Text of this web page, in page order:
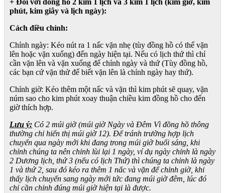
+ Đối với đồng hồ 2 kim 1 lịch và 3 kim 1 lịch (kim giờ, kim
phút, kim giây và lịch ngày):
Cách điều chỉnh:
Chỉnh ngày: Kéo nút ra 1 nấc vặn nhẹ (tùy đồng hồ có thể vặn
lên hoặc vặn xuống) đến ngày hiện tại. Nếu có lịch thứ thì chỉ
cần vặn lên và vặn xuống để chỉnh ngày và thứ (Tùy đồng hồ,
các bạn cứ vặn thử để biết vặn lên là chỉnh ngày hay thứ).
Chỉnh giờ: Kéo thêm một nấc và vặn thì kim phút sẽ quay, vặn
núm sao cho kim phút xoay thuận chiều kim đồng hồ cho đến
giờ thích hợp.
Lưu ý: Có 2 múi giờ (múi giờ Ngày và Đêm Vì đồng hồ thông
thường chỉ hiển thị múi giờ 12). Để tránh trường hợp lịch
chuyển qua ngày mới khi đang trong múi giờ buổi sáng, khi
chỉnh chúng ta nên chỉnh lùi lại 1 ngày, ví dụ ngày chỉnh là ngày
2 Dương lịch, thứ 3 (nếu có lịch Thứ) thì chúng ta chỉnh là ngày
1 và thứ 2, sau đó kéo ra thêm 1 nấc và vặn để chỉnh giờ, khi
thấy lịch chuyển sang ngày mới tức đang múi giờ đêm, lúc đó
chỉ cần chỉnh đúng múi giờ hiện tại là được.